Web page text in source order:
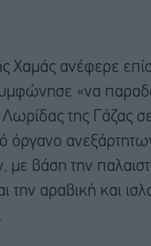
Χαμάς ανέφερε
«να
Λωρίδας της Γάζας
όργανο
με βάση την
την αραβική και